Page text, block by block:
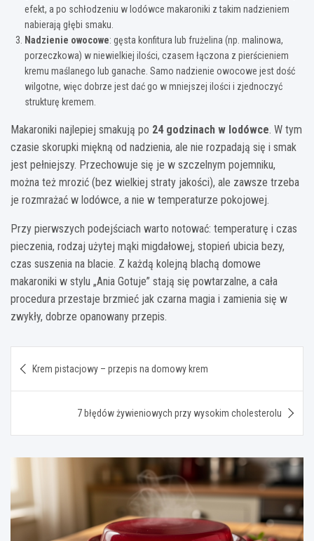
efekt, a po schłodzeniu w lodówce makaroniki z takim nadzieniem
nabierają głębi smaku.
Nadzienie owocowe: gęsta konfitura lub frużelina (np. malinowa,
porzeczkowa) w niewielkiej ilości, czasem łączona z pierścieniem
kremu maślanego lub ganache. Samo nadzienie owocowe jest dość
wilgotne, więc dobrze jest dać go w mniejszej ilości i zjednoczyć
strukturę kremem.
Makaroniki najlepiej smakują po 24 godzinach w lodówce. W tym
czasie skorupki miękną od nadzienia, ale nie rozpadają się i smak
jest pełniejszy. Przechowuje się je w szczelnym pojemniku,
można też mrozić (bez wielkiej straty jakości), ale zawsze trzeba
je rozmrażać w lodówce, a nie w temperaturze pokojowej.
Przy pierwszych podejściach warto notować: temperaturę i czas
pieczenia, rodzaj użytej mąki migdałowej, stopień ubicia bezy,
czas suszenia na blacie. Z każdą kolejną blachą domowe
makaroniki w stylu „Ania Gotuje” stają się powtarzalne, a cała
procedura przestaje brzmieć jak czarna magia i zamienia się w
zwykły, dobrze opanowany przepis.
wpisu
Krem pistacjowy – przepis na domowy krem
7 błędów żywieniowych przy wysokim cholesterolu